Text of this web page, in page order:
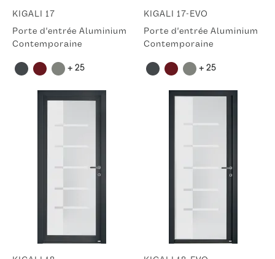
KIGALI 17
Porte d'entrée Aluminium
Contemporaine
+ 25
KIGALI 17-EVO
Porte d'entrée Aluminium
Contemporaine
+ 25